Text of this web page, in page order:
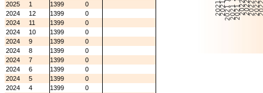
2025
1 1399
0
2024
12 1399
0
2024
11 1399
0
2024
10 1399
0
2024
9 1399
0
2024
8 1399
0
2024
7 1399
0
2024
6 1399
0
2024
5 1399
0
2024
4 1399
0